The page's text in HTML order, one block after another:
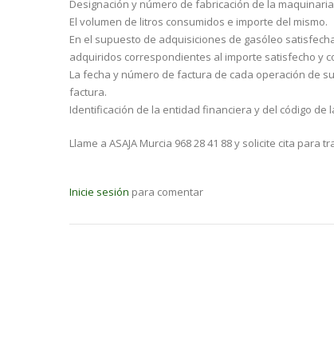
Designación y número de fabricación de la
El volumen de litros consumidos e importe del mismo.
En el supuesto de adquisiciones de gasóleo
adquiridos correspondientes al importe satisfecho y
La fecha y número de factura de cada operación de
factura.
Identificación de la entidad financiera y del código
Llame a ASAJA Murcia 968 28 41 88 y solicite cita para
Inicie sesión para comentar